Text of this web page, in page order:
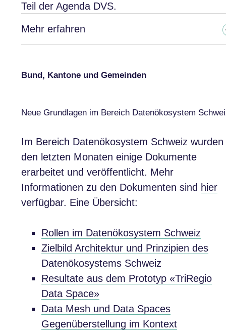
Teil der Agenda DVS.
Mehr erfahren
Bund, Kantone und Gemeinden
Neue Grundlagen im Bereich Datenökosystem
Im Bereich Datenökosystem Schweiz wurden
den letzten Monaten einige Dokumente
erarbeitet und veröffentlicht. Mehr
Informationen zu den Dokumenten sind hier
verfügbar. Eine Übersicht:
Rollen im Datenökosystem Schweiz
Zielbild Architektur und Prinzipien des
Datenökosystems Schweiz
Resultate aus dem Prototyp «TriRegio
Data Space»
Data Mesh und Data Spaces
Gegenüberstellung im Kontext